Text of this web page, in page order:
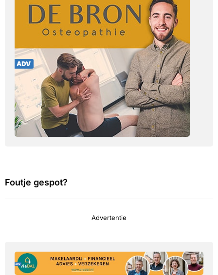
Foutje gespot?
Advertentie